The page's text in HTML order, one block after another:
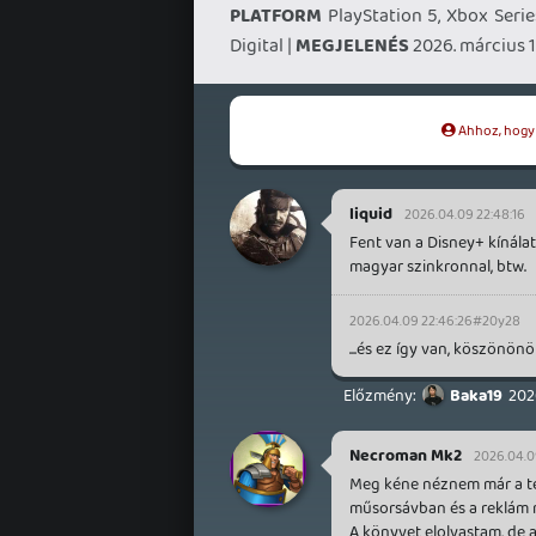
PLATFORM PlayStation 5, Xbox
Digital | MEGJELENÉS2026. március
Ahhoz,
liquid 2026.04.09 22:48:16
Fent van a Disney+
magyar szinkronnal, btw.
2026.04.09 22:46:26#20y28
...és ez így van,
Baka19
Necroman Mk2
Meg kéne néznem már a
műsorsávban és a
A könyvet elolvastam,